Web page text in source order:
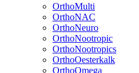
OrthoMulti
OrthoNAC
OrthoNeuro
OrthoNootropic
OrthoNootropics
OrthoOesterkalk
OrthoOmega